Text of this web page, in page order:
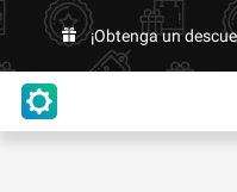
¡Obtenga un